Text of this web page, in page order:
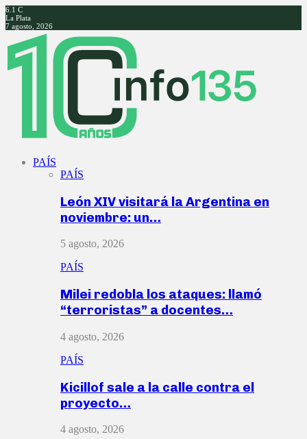
6.1 C
La Plata
7 agosto, 2026
Facebook
Twitter
Instagram
Youtube
PAÍS
PAÍS
León XIV visitará la Argentina en
noviembre: un…
5 agosto, 2026
PAÍS
Milei redobla los ataques: llamó
“terroristas” a docentes…
4 agosto, 2026
PAÍS
Kicillof sale a la calle contra el
proyecto…
4 agosto, 2026